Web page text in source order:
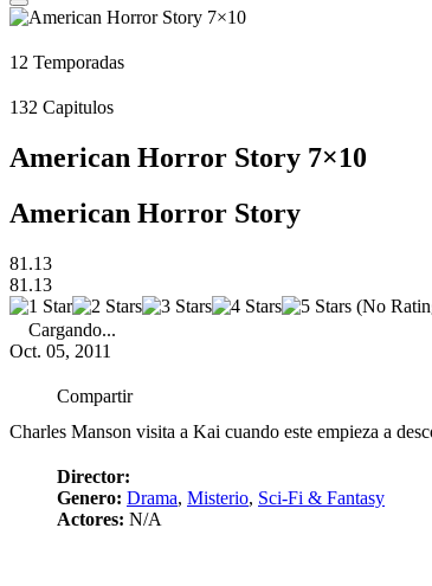
12 Temporadas
132 Capitulos
American Horror Story 7×10
American Horror Story
81.13
81.13
(No
Cargando...
Oct. 05, 2011
Compartir
Charles Manson visita a Kai cuando este empieza a
Director:
Genero: Drama, Misterio, Sci-Fi & Fantasy
Actores: N/A